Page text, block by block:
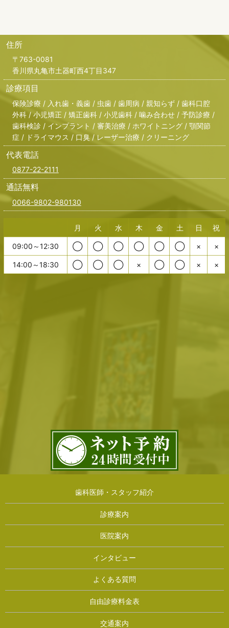
住所
〒763-0081
香川県丸亀市土器町西4丁目347
診療項目
保険診療 / 入れ歯・義歯 / 虫歯 / 歯周病 / 親知らず / 歯科口腔
外科 / 小児矯正 / 矯正歯科 / 小児歯科 / 噛み合わせ / 予防診療 /
歯科検診 / インプラント / 審美治療 / ホワイトニング / 顎関節
症 / ドライマウス / 口臭 / レーザー治療 / クリーニング
代表電話
0877-22-2111
通話無料
0066-9802-980130
月 火 水 木 金 土 日 祝
09:00～12:30 ◯ ◯ ◯ ◯ ◯ ◯ × ×
14:00～18:30 ◯ ◯ ◯ × ◯ ◯ × ×
歯科医師・スタッフ紹介
診療案内
医院案内
インタビュー
よくある質問
自由診療料金表
交通案内